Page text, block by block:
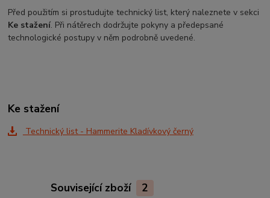
Před použitím si prostudujte technický list, který naleznete v sekci
Ke stažení. Při nátěrech dodržujte pokyny a předepsané
technologické postupy v něm podrobně uvedené.
Ke stažení
Technický list - Hammerite Kladívkový černý
Související zboží 2